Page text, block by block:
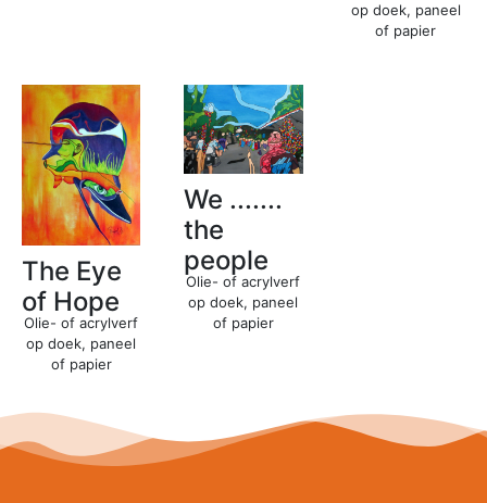
op doek, paneel
of papier
The Eye
of Hope
Olie- of acrylverf
op doek, paneel
of papier
We .......
the
people
Olie- of acrylverf
op doek, paneel
of papier